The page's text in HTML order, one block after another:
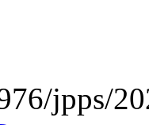
jpps/